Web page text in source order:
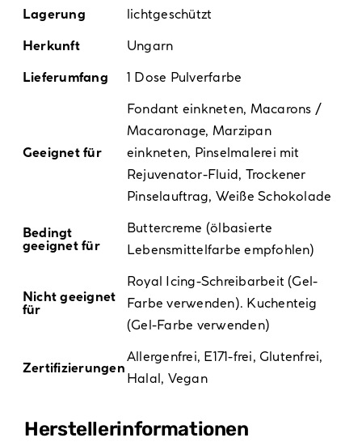
Lagerung
lichtgeschützt
Herkunft
Ungarn
Lieferumfang
1 Dose Pulverfarbe
Geeignet für
Fondant einkneten, Macarons /
Macaronage, Marzipan
einkneten, Pinselmalerei mit
Rejuvenator-Fluid, Trockener
Pinselauftrag, Weiße Schokolade
Bedingt
geeignet für
Buttercreme (ölbasierte
Lebensmittelfarbe empfohlen)
Nicht geeignet
für
Royal Icing-Schreibarbeit (Gel-
Farbe verwenden). Kuchenteig
(Gel-Farbe verwenden)
Zertifizierungen
Allergenfrei, E171-frei, Glutenfrei,
Halal, Vegan
Hersteller­informationen